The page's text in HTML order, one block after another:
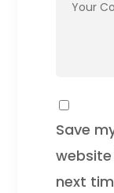
Save
next